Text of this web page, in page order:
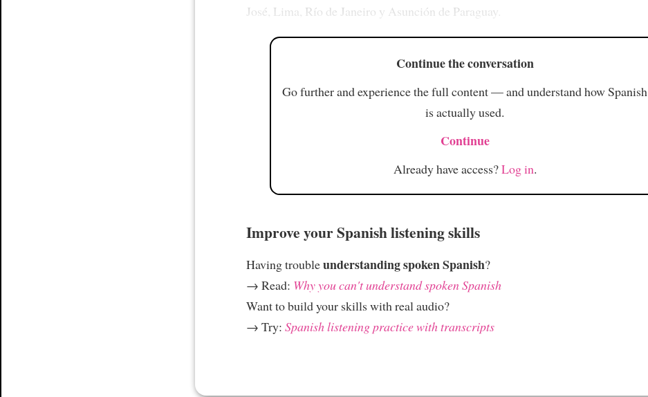
José, Lima, Río de Janeiro y Asunción de Paraguay.
Continue the conversation
Go further and experience the full content — and understand how Spanish
is actually used.
Continue
Already have access?Log in.
Improve your Spanish listening skills
Having troubleunderstanding spoken Spanish?
→ Read: Why you can't understand spoken Spanish
Want to build your skills with real audio?
→ Try: Spanish listening practice with transcripts